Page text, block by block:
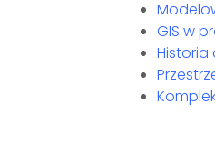
GIS w